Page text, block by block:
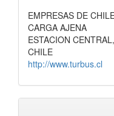
EMPRESAS DE
CARGA AJENA
ESTACION
CHILE
http://www.turbus.cl